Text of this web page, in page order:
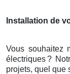
Installation de
Vous souhaitez
électriques?
projets, quel que